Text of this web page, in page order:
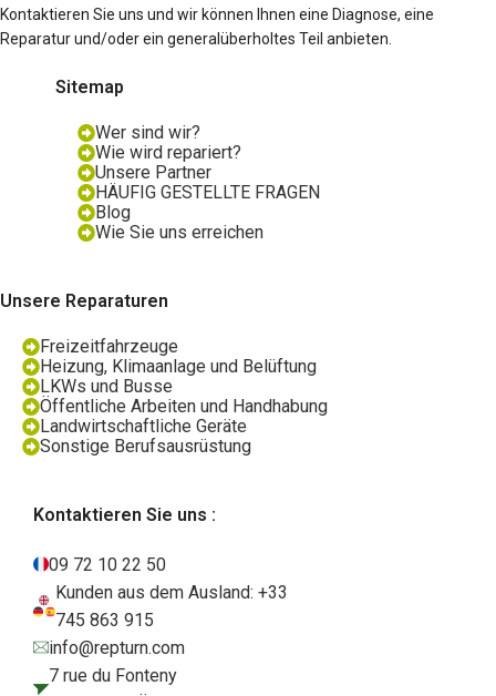
Kontaktieren Sie uns und wir können Ihnen eine Diagnose, eine
Reparatur und/oder ein generalüberholtes Teil anbieten.
Sitemap
Wer sind wir?
Wie wird repariert?
Unsere Partner
HÄUFIG GESTELLTE FRAGEN
Blog
Wie Sie uns erreichen
Unsere Reparaturen
Freizeitfahrzeuge
Heizung, Klimaanlage und Belüftung
LKWs und Busse
Öffentliche Arbeiten und Handhabung
Landwirtschaftliche Geräte
Sonstige Berufsausrüstung
Kontaktieren Sie uns :
09 72 10 22 50
Kunden aus dem Ausland: +33
745 863 915
info@repturn.com
7 rue du Fonteny